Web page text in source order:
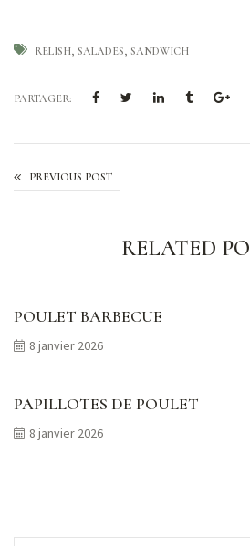
RELISH SALADES SANDWICH
PARTAGER:
PREVIOUS POST Salade
RELATED
POULET BARBECUE
8 janvier 2026
PAPILLOTES DE POULET
8 janvier 2026